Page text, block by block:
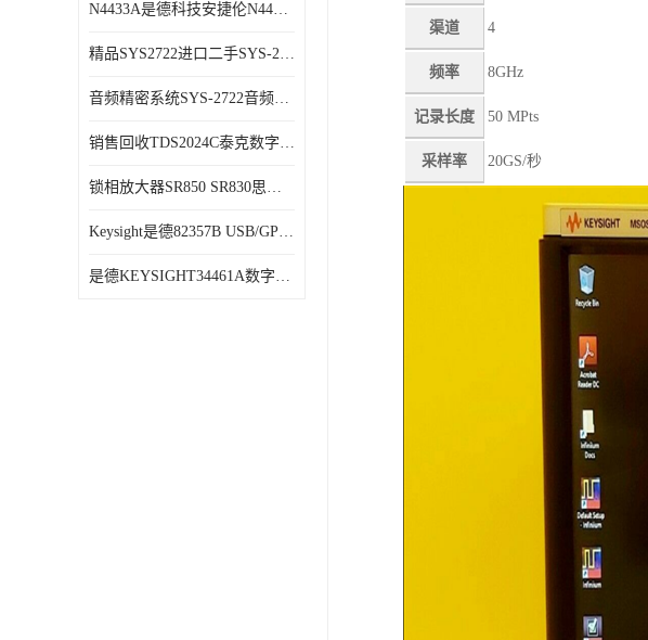
N4433A是德科技安捷伦N4433A网络分析仪校准件
精品SYS2722进口二手SYS-2722 音频分析仪
音频精密系统SYS-2722音频分析仪
销售回收TDS2024C泰克数字示波器TDS3054C
锁相放大器SR850 SR830思坦福
Keysight是德82357B USB/GPIB接口
是德KEYSIGHT34461A数字万用表六位半34470A
渠道 4
频率 8GHz
记录长度 50 MPts
采样率 20GS/秒